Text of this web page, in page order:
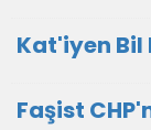
Kat'iyen Bil
Faşist